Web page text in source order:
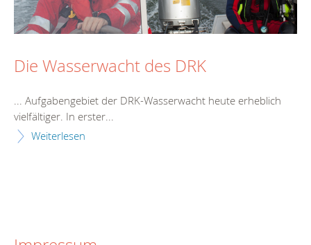
Die Wasserwacht des DRK
... Aufgabengebiet der DRK-Wasserwacht heute erheblich
vielfältiger. In erster...
Weiterlesen